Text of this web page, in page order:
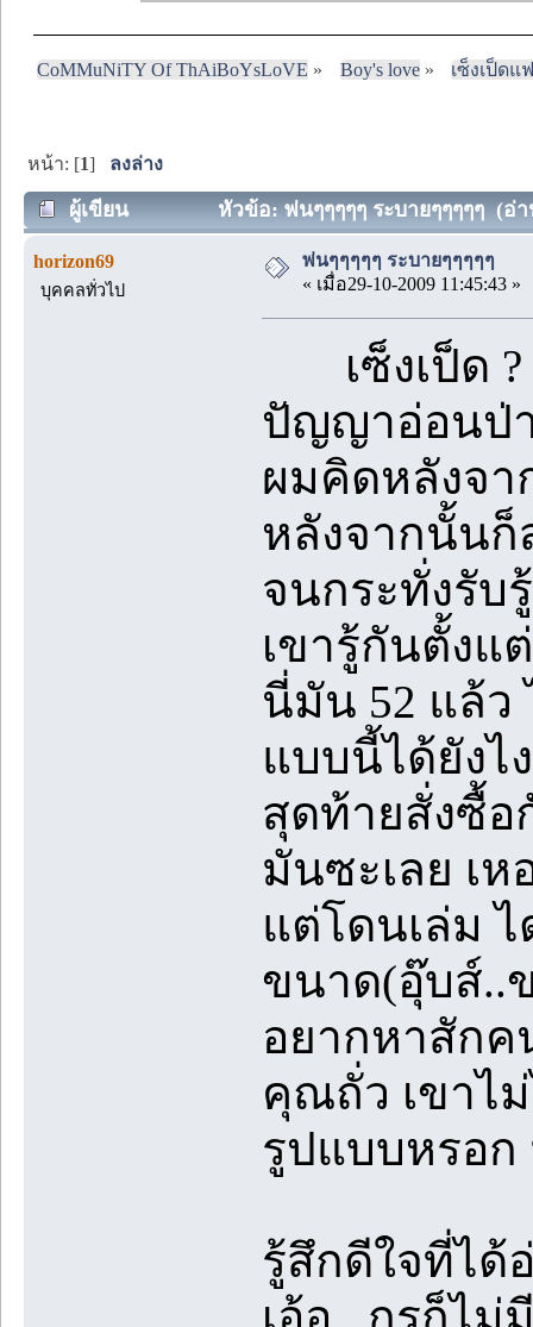
CoMMuNiTY Of ThAiBoYsLoVE » Boy's love» เซ็งเป็ด
หน้า: [1] ลงล่าง
ผู้เขียน หัวข้อ: พ่นๆๆๆๆๆ ระบายๆๆๆๆๆ (อ่า
horizon69
บุคคลทั่วไป
พ่นๆๆๆๆๆ ระบายๆๆๆๆๆ
« เมื่อ29-10-2009 11:45:43 »
เซ็งเป็ด ?
ปัญญาอ่อนป่า
ผมคิดหลังจา
หลังจากนั้นก็
จนกระทั่งรับ
เขารู้กันตั้งแ
นี่มัน 52 แล้ว
แบบนี้ได้ยังไ
สุดท้ายสั่งซื้
มันซะเลย เห
แต่โดนเล่ม
ขนาด(อุ๊บส์..
อยากหาสักค
คุณถั่ว เขาไ
รูปแบบหรอก
รู้สึกดีใจที่ได้